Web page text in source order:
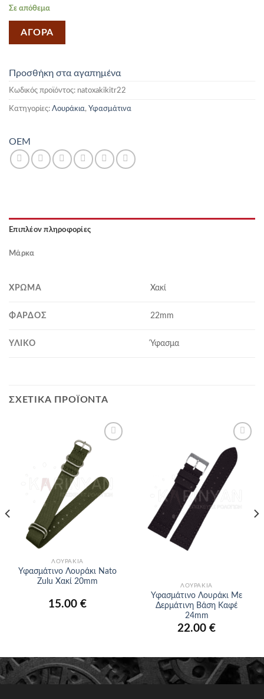
Σε απόθεμα
ΑΓΟΡΑ
Προσθήκη στα αγαπημένα
Κωδικός προϊόντος: natoxakikitr22
Κατηγορίες: Λουράκια, Υφασμάτινα
OEM
Επιπλέον πληροφορίες
Μάρκα
ΧΡΏΜΑ Χακί
ΦΆΡΔΟΣ 22mm
ΥΛΙΚΌ Ύφασμα
ΣΧΕΤΙΚΆ ΠΡΟΪΌΝΤΑ
Προσθήκη
ΛΟΥΡΆΚΙΑ
Υφασμάτινο Λουράκι Nato
Zulu Χακί 20mm
15.00 €
Προσθήκη
στα
αγαπημένα
ΛΟΥΡΆΚΙΑ
Υφασμάτινο Λουράκι Με
Δερμάτινη Βάση Καφέ
24mm
22.00 €